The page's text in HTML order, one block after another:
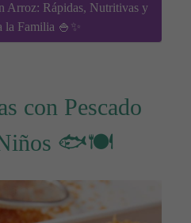
Arroz: Rápidas, Nutritivas y
la Familia 🍚✨
con Pescado
Niños 🐟🍽️